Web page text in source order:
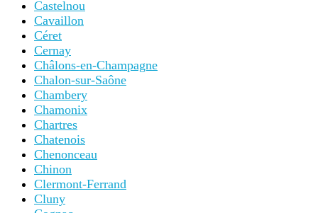
Castelnou
Cavaillon
Céret
Cernay
Châlons-en-Champagne
Chalon-sur-Saône
Chambery
Chamonix
Chartres
Chatenois
Chenonceau
Chinon
Clermont-Ferrand
Cluny